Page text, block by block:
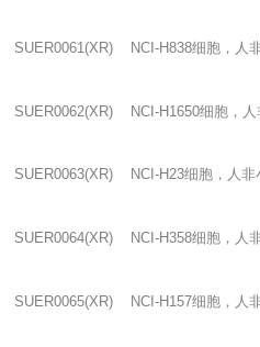
SUER0061(XR) NCI-H838细胞，人
SUER0062(XR) NCI-H1650细胞，
SUER0063(XR) NCI-H23细胞，人非
SUER0064(XR) NCI-H358细胞，人
SUER0065(XR) NCI-H157细胞，人